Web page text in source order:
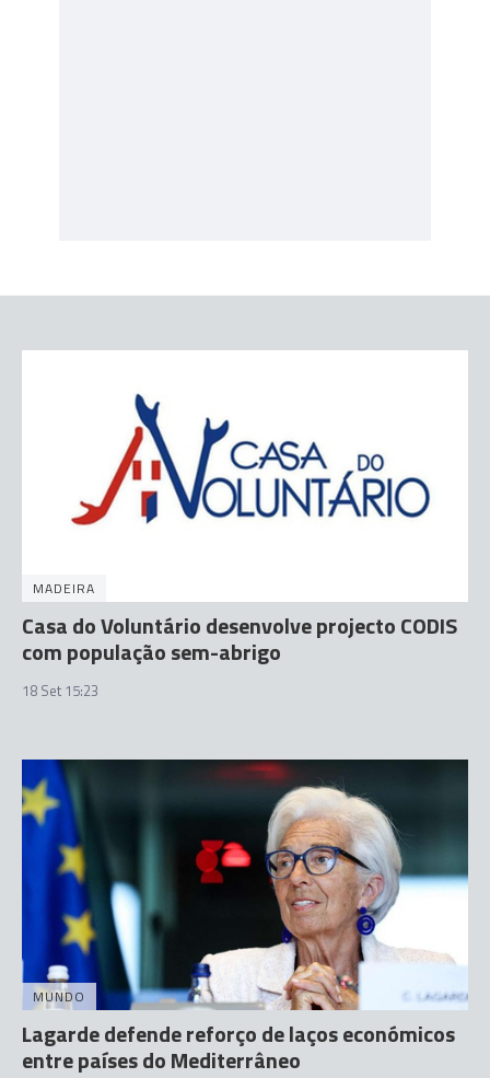
MADEIRA
Casa do Voluntário desenvolve projecto CODIS
com população sem-abrigo
18 Set 15:23
MUNDO
Lagarde defende reforço de laços económicos
entre países do Mediterrâneo